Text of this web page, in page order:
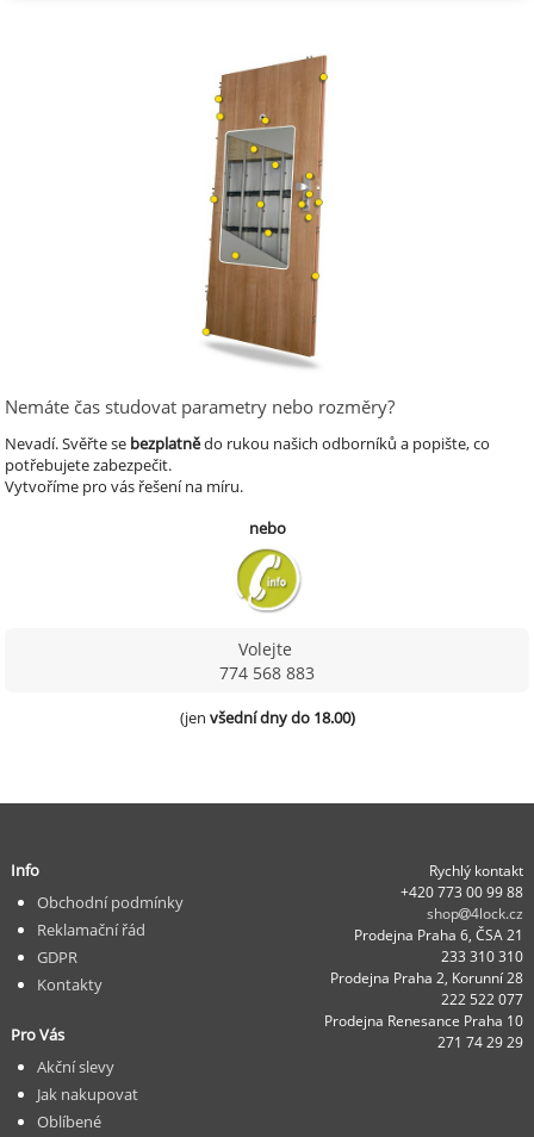
Nemáte čas studovat parametry nebo rozměry?
Nevadí.Svěřte se bezplatnědo rukou našich odborníků a popište, co
potřebujete zabezpečit.
Vytvoříme pro vás řešení na míru.
nebo
Volejte
774 568 883
(jen všední dny do 18.00)
Rychlý kontakt
+420 773 00 99 88
shop
4lock.cz
Prodejna Praha 6, ČSA 21
233 310 310
Prodejna Praha 2, Korunní 28
222 522 077
Prodejna Renesance Praha 10
271 74 29 29
Info
Obchodní podmínky
Reklamační řád
GDPR
Kontakty
Pro Vás
Akční slevy
Jak nakupovat
Oblíbené